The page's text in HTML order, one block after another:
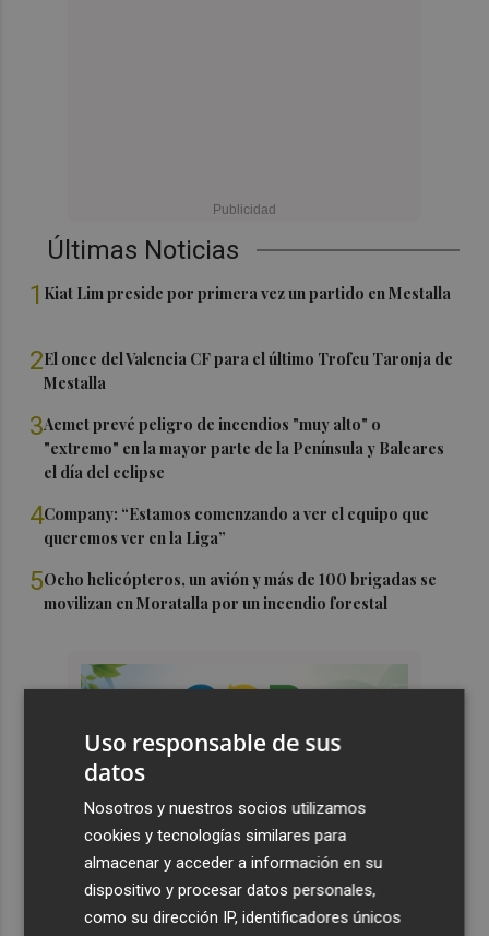
Últimas Noticias
1 Kiat Lim preside por primera vez un partido en Mestalla
2El once del Valencia CF para el último Trofeu Taronja de
Mestalla
3Aemet prevé peligro de incendios "muy alto" o
"extremo" en la mayor parte de la Península y Baleares
el día del eclipse
4Company: “Estamos comenzando a ver el equipo que
queremos ver en la Liga”
5Ocho helicópteros, un avión y más de 100 brigadas se
movilizan en Moratalla por un incendio forestal
Uso responsable de sus
datos
Nosotros y nuestros socios utilizamos
cookies y tecnologías similares para
almacenar y acceder a información en su
dispositivo y procesar datos personales,
como su dirección IP, identificadores únicos